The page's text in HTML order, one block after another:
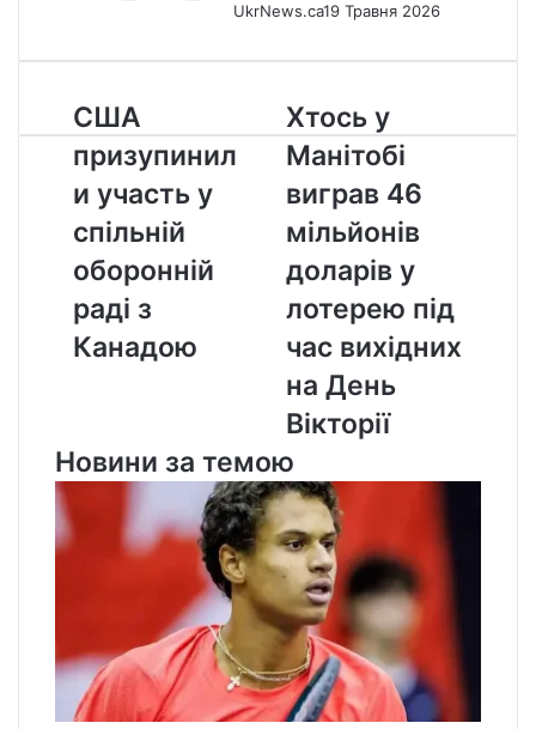
UkrNews.ca19 Травня 2026
США
призупинили
участь
у
спільній
оборонній
раді
з
Канадою
США
призупинил
и участь у
спільній
оборонній
раді з
Канадою
Хтось
у
Манітобі
виграв
46
мільйонів
доларів
у
лотерею
час
вихідних
на
День
Вікторії
Хтось у
Манітобі
виграв 46
мільйонів
доларів у
лотерею під
час вихідних
на День
Вікторії
Новини за темою